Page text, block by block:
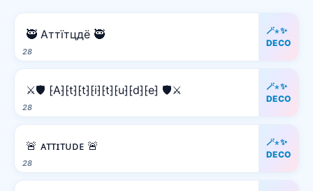
28
🥷 Аттїтцдё 🥷
🪄⋆✨
DECO
28
⚔️🛡️ ⁅A⁆⁅t⁆⁅t⁆⁅i⁆⁅t⁆⁅u⁆⁅d⁆⁅e⁆ 🛡️⚔️
🪄⋆✨
DECO
28
🚨 ᴀᴛᴛɪᴛᴜᴅᴇ 🚨
🪄⋆✨
DECO